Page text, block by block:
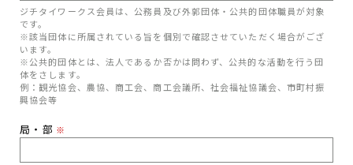
ジチタイワークス会員は、公務員及び外郭団体・公共的団体職員が対象
です。
※該当団体に所属されている旨を個別で確認させていただく場合がござ
います。
※公共的団体とは、法人であるか否かは問わず、公共的な活動を行う団
体をさします。
例：観光協会、農協、商工会、商工会議所、社会福祉協議会、市町村振
興協会等
局・部 ※